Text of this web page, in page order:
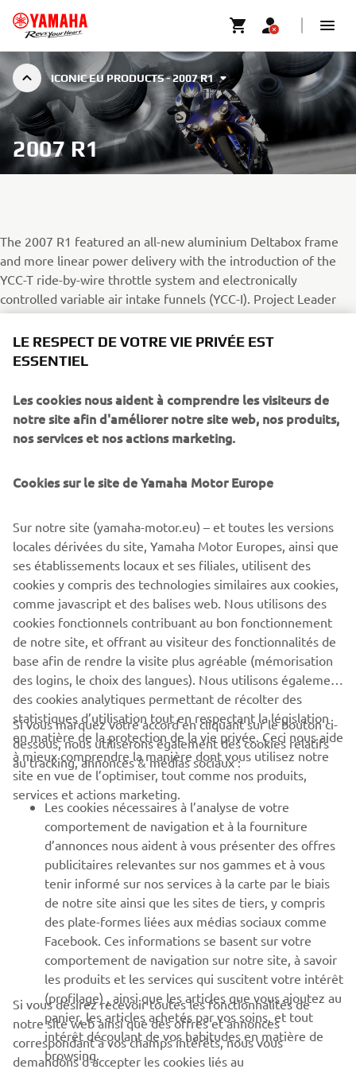
ICONIC EU PRODUCTS - 2007 R1
2007 R1
The 2007 R1 featured an all-new aluminium Deltabox frame
and more linear power delivery with the introduction of the
YCC-T ride-by-wire throttle system and electronically
controlled variable air intake funnels (YCC-I). Project Leader
Makato Shimamoto also introduced a new four-valve design
motor, slipper clutch, as well as improved brakes and
suspension.
aggressive layered cowling for edgy and dynamic styling. This
model brought improvements across the board, retaining the
1st-generation’s impeccable handling and performance on
Max. power: 180 PS @ 12.500 rpm
Vehicle weight: 178 kg (dry)
1/11
CORPORATE
BUSINESS
PLUS YAMAHA
SUPPORT
NEWSLETTER
Découvrez en exclusivité les dernières offres, les événements
spéciaux, les nouveautés et bien plus encore
S'ABONNER
LE RESPECT DE VOTRE VIE PRIVÉE EST
ESSENTIEL
Les cookies nous aident à comprendre les visiteurs de
notre site afin d'améliorer notre site web, nos produits,
nos services et nos actions marketing.
Cookies sur le site de Yamaha Motor Europe
Sur notre site (yamaha-motor.eu) – et toutes les versions
locales dérivées du site, Yamaha Motor Europes, ainsi que
ses établissements locaux et ses filiales, utilisent des
cookies y compris des technologies similaires aux cookies,
comme javascript et des balises web. Nous utilisons des
cookies fonctionnels contribuant au bon fonctionnement
de notre site, et offrant au visiteur des fonctionnalités de
base afin de rendre la visite plus agréable (mémorisation
des logins, le choix des langues). Nous utilisons également
des cookies analytiques permettant de récolter des
statistiques d’utilisation tout en respectant la législation
en matière de la protection de la vie privée. Ceci nous aide
à mieux comprendre la manière dont vous utilisez notre
site en vue de l’optimiser, tout comme nos produits,
services et actions marketing.
Si vous marquez votre accord en cliquant sur le bouton ci-
dessous, nous utiliserons également des cookies relatifs
au tracking, annonces & médias sociaux :
Les cookies nécessaires à l’analyse de votre
comportement de navigation et à la fourniture
d’annonces nous aident à vous présenter des offres
publicitaires relevantes sur nos gammes et à vous
tenir informé sur nos services à la carte par le biais
de notre site ainsi que les sites de tiers, y compris
des plate-formes liées aux médias sociaux comme
Facebook. Ces informations se basent sur votre
comportement de navigation sur notre site, à savoir
les produits et les services qui suscitent votre intérêt
(profilage) , ainsi que les articles que vous ajoutez au
panier, les articles achetés par vos soins, et tout
intérêt découlant de vos habitudes en matière de
browsing.
Si vous désirez recevoir toutes les fonctionnalités de
notre site web ainsi que des offres et annonces
correspondant à vos champs intérêts, nous vous
demandons d’accepter les cookies liés au